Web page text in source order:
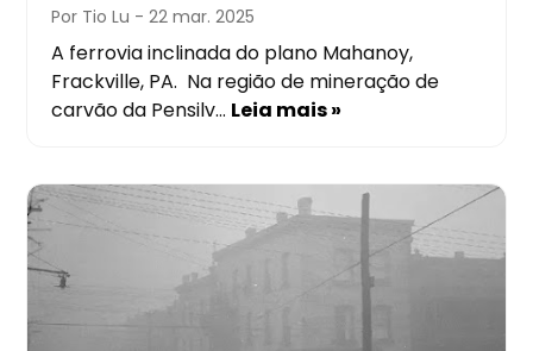
Por Tio Lu - 22 mar. 2025
A ferrovia inclinada do plano Mahanoy,
Frackville, PA. Na região de mineração de
carvão da Pensilv… Leia mais »